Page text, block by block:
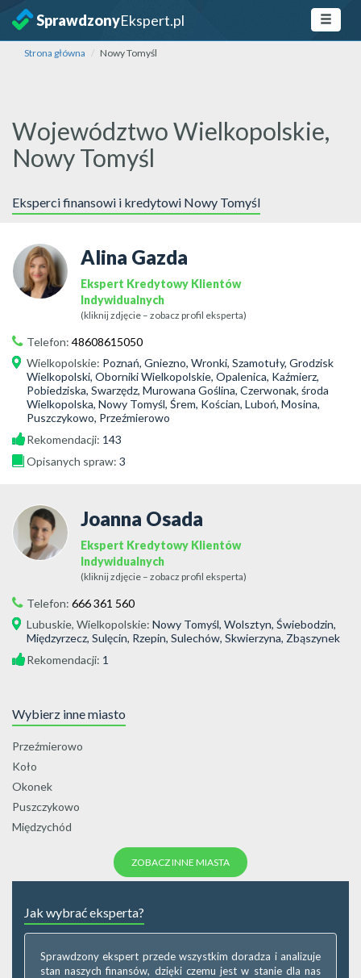
SprawdzonyEkspert.pl
Strona główna Nowy Tomyśl
Województwo Wielkopolskie,
Nowy Tomyśl
Eksperci finansowi i kredytowi Nowy Tomyśl
Alina Gazda
Ekspert Kredytowy Klientów
Indywidualnych
(kliknij zdjęcie – zobacz profil eksperta)
Telefon: 48608615050
Wielkopolskie: Poznań, Gniezno, Wronki, Szamotuły, Grodzisk
Wielkopolski, Oborniki Wielkopolskie, Opalenica, Kaźmierz,
Pobiedziska, Swarzędz, Murowana Goślina, Czerwonak, środa
Wielkopolska, Nowy Tomyśl, Śrem, Kościan, Luboń, Mosina,
Puszczykowo, Przeźmierowo
Rekomendacji: 143
Opisanych spraw: 3
Joanna Osada
Ekspert Kredytowy Klientów
Indywidualnych
(kliknij zdjęcie – zobacz profil eksperta)
Telefon: 666 361 560
Lubuskie, Wielkopolskie: Nowy Tomyśl, Wolsztyn, Świebodzin,
Międzyrzecz, Sulęcin, Rzepin, Sulechów, Skwierzyna, Zbąszynek
Rekomendacji: 1
Wybierz inne miasto
Przeźmierowo
Koło
Okonek
Puszczykowo
Międzychód
ZOBACZ INNE MIASTA
Jak wybrać eksperta?
Sprawdzony ekspert przede wszystkim doradza i analizuje
stan naszych finansów, dzięki czemu jest w stanie dla nas